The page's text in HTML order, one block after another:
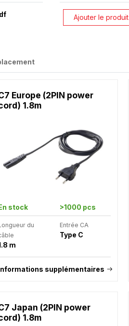
Ajouter le produit
Europe (2PIN power
1.8m
stock >1000 pcs
du
m
Entrée CA
Type C
supplémentaires
Japan (2PIN power
1.8m